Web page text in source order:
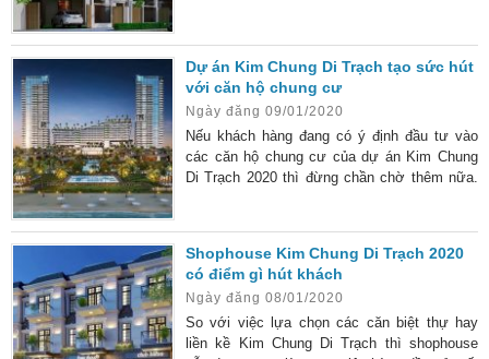
Thời gian gần đây, các thông tin bán liền kề
Kim Chung Di Trạch đang bị “lu mờ” bởi sức
hút của các sản phẩm biệt thự đơn lập
Dự án Kim Chung Di Trạch tạo sức hút
với căn hộ chung cư
Ngày đăng 09/01/2020
Nếu khách hàng đang có ý định đầu tư vào
các căn hộ chung cư của dự án Kim Chung
Di Trạch 2020 thì đừng chần chờ thêm nữa.
điểm thiết kế của chung cư Kim Chung Di
Trạch Không phải ngẫu nhiên mà chung cư
Kim Chung Di Trạch lại nhận được sự chú ý
rất lớn của thị trường. Các
Shophouse Kim Chung Di Trạch 2020
có điểm gì hút khách
Ngày đăng 08/01/2020
So với việc lựa chọn các căn biệt thự hay
liền kề Kim Chung Di Trạch thì shophouse